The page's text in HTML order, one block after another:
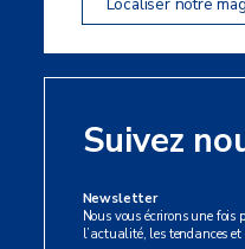
Suivez
Newsletter
Nous vous écrirons une fois
l’actualité, les tendances